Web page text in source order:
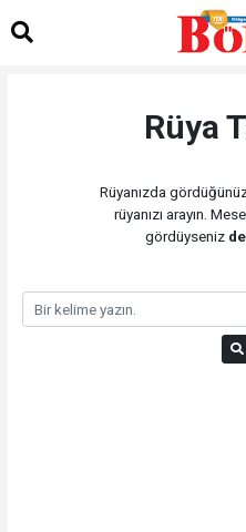
Rüya
Rüyanızda
rüyanızı arayın.
gördüyseniz